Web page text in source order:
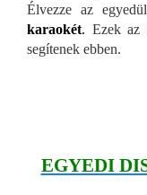
Élvezze az
karaokét. Ezek az
segítenek ebben.
EGYEDI